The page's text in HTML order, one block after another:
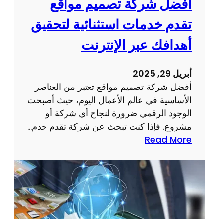
م
ق
ع
ل
ك
ر
و
ا
خ
ص
ر
ن
ت
:
س
ر
ر
و
ن
ص
ا
ئ
أفضل شركة تصميم مواقع
تقدم خدمات استثنائية لتحقيق
أهدافك عبر الإنترنت
أبريل 29, 2025
أفضل شركة تصميم مواقع تعتبر من العناصر
الأساسية في عالم الأعمال اليوم، حيث أصبحت
الوجود الرقمي ضرورة لنجاح أي شركة أو
مشروع. فإذا كنت تبحث عن شركة تقدم خدم…
Read More
ف
ض